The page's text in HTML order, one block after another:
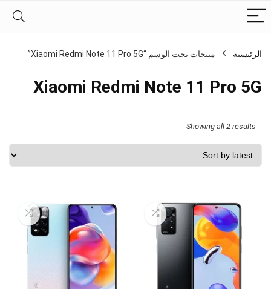
الرئيسية منتجات تحت الوسم “Xiaomi Redmi Note 11 Pro 5G”
Xiaomi Redmi Note 11 Pro 5G
Showing all 2 results
Sorted
by